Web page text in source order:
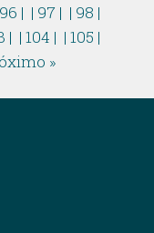
| | 97 | | 98 |
| | 104 | | 105 |
»